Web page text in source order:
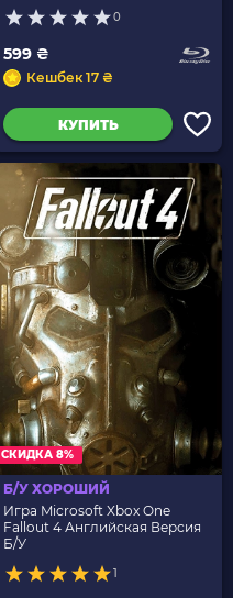
0
599 ₴
Кешбек 17 ₴
КУПИТЬ
СКИДКА 8%
Б/У ХОРОШИЙ
Игра Microsoft Xbox One
Fallout 4 Английская Версия
Б/У
1